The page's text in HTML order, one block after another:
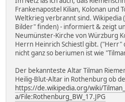
Frankenapostel Kilian, Kolonan und
Weltkrieg verbrannt sind. Wikipedia
Bilder" finden) - informiert & zeigt
Neumünster-Kirche von Würzburg
Herrn Heinrich Schiestl gibt. ("Herr"
nicht ganz so beriumen ist wie
Der bekannteste Altar Tilman
Heilig-Blut-Altar in Rothenburg ob
https://de.wikipedia.org/wiki/
a/File:Rothenburg_BW_17.JPG